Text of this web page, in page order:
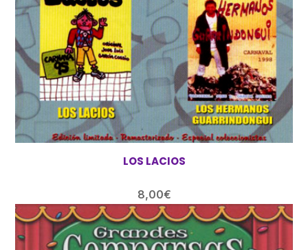
LOS LACIOS
8,00€